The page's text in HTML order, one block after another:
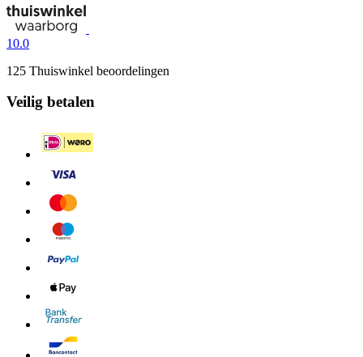
10.0
125 Thuiswinkel beoordelingen
Veilig betalen